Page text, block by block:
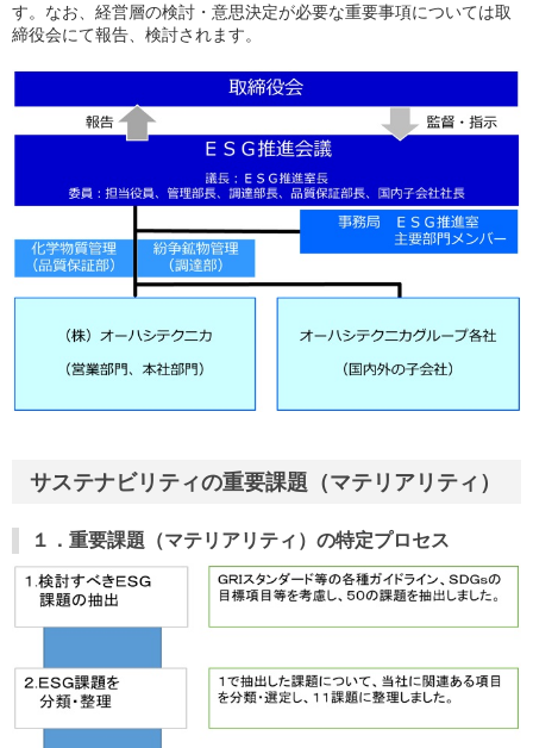
す。なお、経営層の検討・意思決定が必要な重要事項については取
締役会にて報告、検討されます。
サステナビリティの重要課題（マテリアリティ）
１．重要課題（マテリアリティ）の特定プロセス